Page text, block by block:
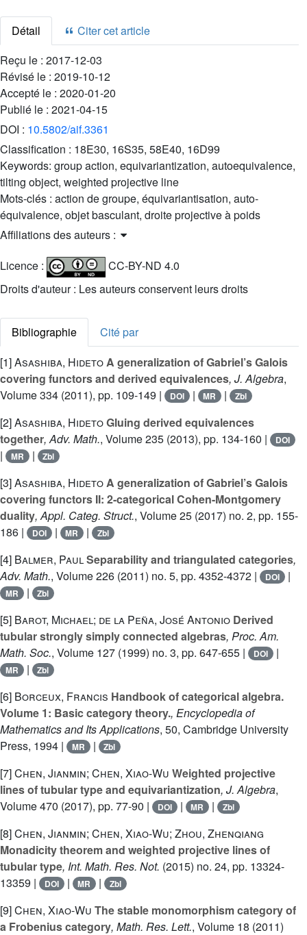
Détail
Citer cet article
Reçu le : 2017-12-03
Révisé le : 2019-10-12
Accepté le : 2020-01-20
Publié le : 2021-04-15
DOI : 10.5802/aif.3361
Classification : 18E30, 16S35, 58E40, 16D99
Keywords: group action, equivariantization, autoequivalence,
tilting object, weighted projective line
Mots-clés : action de groupe, équivariantisation, auto-
équivalence, objet basculant, droite projective à poids
Affiliations des auteurs :
Licence :
CC-BY-ND 4.0
Droits d'auteur : Les auteurs conservent leurs droits
Bibliographie
Cité par
[1]Asashiba, HidetoA generalization of Gabriel’s Galois
covering functors and derived equivalences, J. Algebra,
Volume 334 (2011), pp. 109-149 | DOI | MR | Zbl
[2]Asashiba, HidetoGluing derived equivalences
together, Adv. Math., Volume 235 (2013), pp. 134-160 | DOI
| MR | Zbl
[3]Asashiba, HidetoA generalization of Gabriel’s Galois
covering functors II: 2-categorical Cohen-Montgomery
duality, Appl. Categ. Struct., Volume 25 (2017) no. 2, pp. 155-
186 |
DOI | MR | Zbl
[4] Balmer, PaulSeparability and triangulated categories,
Adv. Math., Volume 226 (2011) no. 5, pp. 4352-4372 | DOI |
MR | Zbl
[5] Barot, Michael; de la Peña, José Antonio Derived
tubular strongly simply connected algebras, Proc. Am.
Math. Soc., Volume 127 (1999) no. 3, pp. 647-655 | DOI |
MR | Zbl
[6] Borceux, Francis Handbook of categorical algebra.
Volume 1: Basic category theory., Encyclopedia of
Mathematics and Its Applications, 50, Cambridge University
Press, 1994 |
MR | Zbl
[7]Chen, Jianmin; Chen, Xiao-Wu Weighted projective
lines of tubular type and equivariantization, J. Algebra,
Volume 470 (2017), pp. 77-90 | DOI | MR | Zbl
[8]Chen, Jianmin; Chen, Xiao-Wu; Zhou, Zhenqiang
Monadicity theorem and weighted projective lines of
tubular type, Int. Math. Res. Not. (2015) no. 24, pp. 13324-
13359 |
DOI | MR | Zbl
[9]Chen, Xiao-Wu The stable monomorphism category of
a Frobenius category, Math. Res. Lett., Volume 18 (2011)